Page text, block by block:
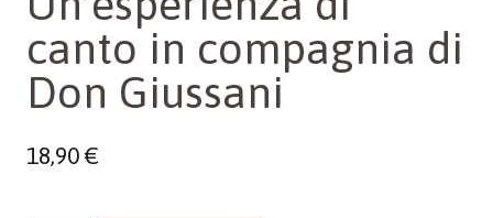
canto in compagnia di
Don Giussani
18,90€